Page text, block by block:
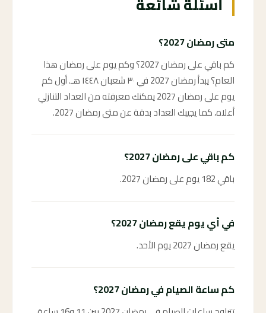
متى رمضان 2027؟
كم باقي على رمضان 2027؟ وكم يوم على رمضان هذا
العام؟ يبدأ رمضان 2027 في ٣٠ شعبان ١٤٤٨ هـ. أول كم
يوم على رمضان 2027 يمكنك معرفته من العداد التنازلي
أعلاه، كما يجيبك العداد بدقة عن متى رمضان 2027.
كم باقي على رمضان 2027؟
باقي 182 يوم على رمضان 2027.
في أي يوم يقع رمضان 2027؟
يقع رمضان 2027 يوم الأحد.
كم ساعة الصيام في رمضان 2027؟